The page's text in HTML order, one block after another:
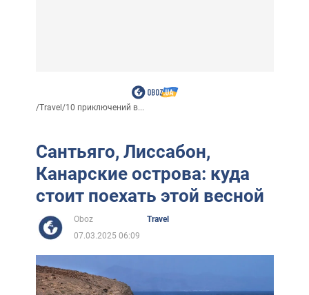
/Travel/10 приключений в...
Сантьяго, Лиссабон,
Канарские острова: куда
стоит поехать этой весной
Oboz
Travel
07.03.2025 06:09